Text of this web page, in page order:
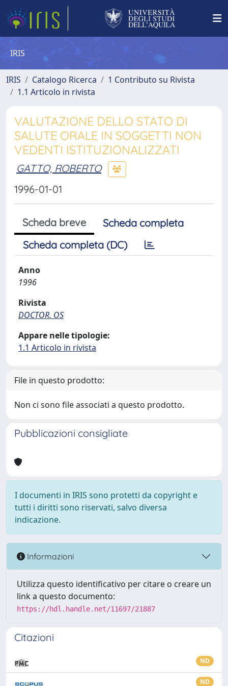
IRIS
IRIS Catalogo Ricerca
1 Contributo su Rivista
1.1 Articolo in rivista
VALUTAZIONE DELLO STATO DI
SALUTE ORALE IN SOGGETTI NON
VEDENTI ISTITUZIONALIZZATI
GATTO, ROBERTO
1996-01-01
Scheda breve
Scheda completa
Scheda completa (DC)
Anno
1996
Rivista
DOCTOR. OS
Appare nelle tipologie:
1.1 Articolo in rivista
File in questo prodotto:
Non ci sono file associati a questo prodotto.
Pubblicazioni consigliate
I documenti in IRIS sono protetti da copyright e
tutti i diritti sono riservati, salvo diversa
indicazione.
Informazioni
Utilizza questo identificativo per citare o creare un
link a questo documento:
https://hdl.handle.net/11697/21887
Citazioni
ND
ND